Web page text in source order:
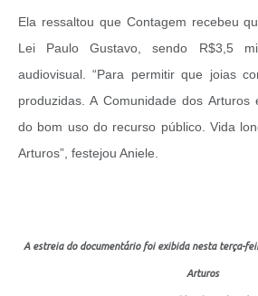
Ela ressaltou que Contagem recebeu
Lei Paulo Gustavo, sendo R$3,5
audiovisual. “Para permitir que joias
produzidas. A Comunidade dos
do bom uso do recurso público. Vida
Arturos”, festejou Aniele.
A estreia do documentário foi exibida nesta terça-
Arturos